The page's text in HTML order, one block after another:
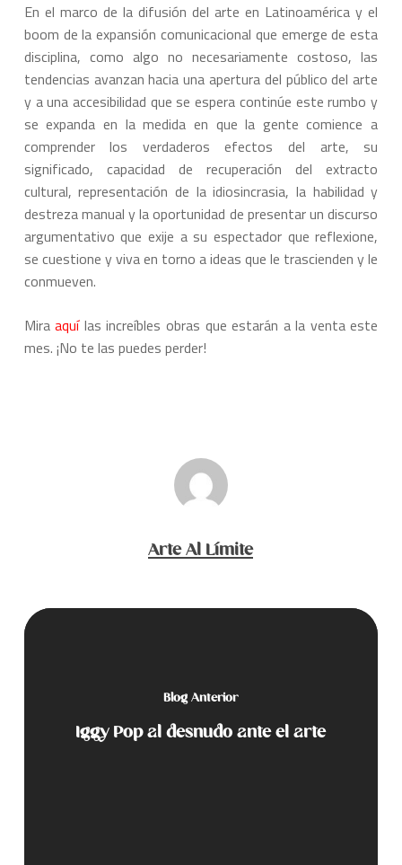
En el marco de la difusión del arte en Latinoamérica y el
boom de la expansión comunicacional que emerge de esta
disciplina, como algo no necesariamente costoso, las
tendencias avanzan hacia una apertura del público del arte
y a una accesibilidad que se espera continúe este rumbo y
se expanda en la medida en que la gente comience a
comprender los verdaderos efectos del arte, su
significado, capacidad de recuperación del extracto
cultural, representación de la idiosincrasia, la habilidad y
destreza manual y la oportunidad de presentar un discurso
argumentativo que exije a su espectador que reflexione,
se cuestione y viva en torno a ideas que le trascienden y le
conmueven.
Mira aquí las increíbles obras que estarán a la venta este
mes. ¡No te las puedes perder!
Arte Al Límite
Blog Anterior
Iggy Pop al desnudo ante el arte